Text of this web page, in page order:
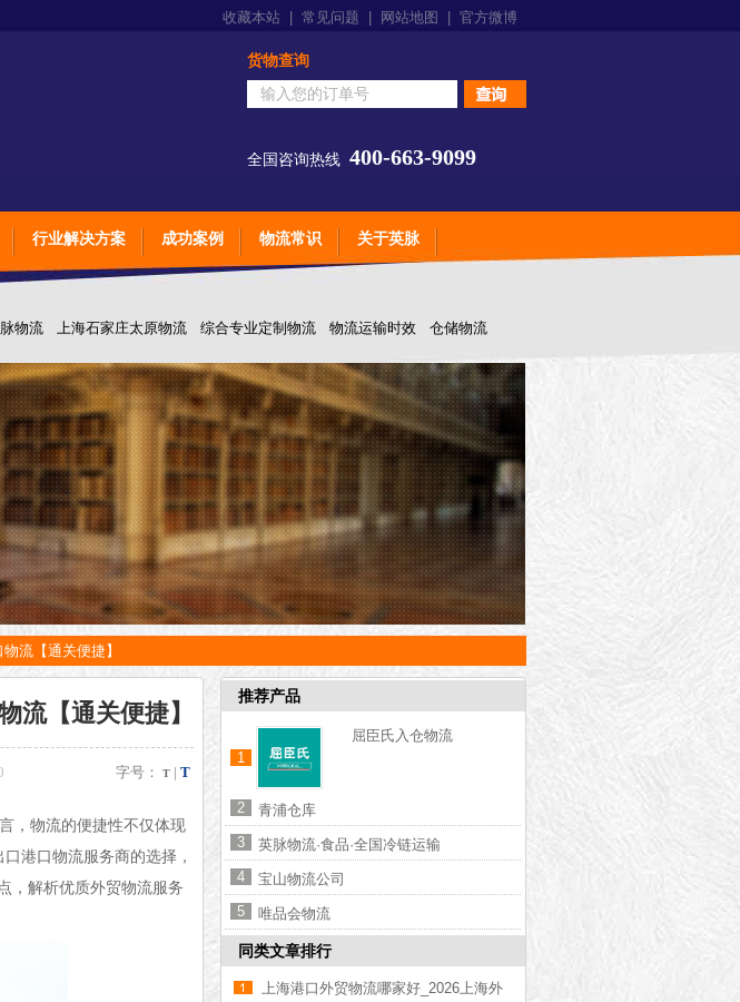
收藏本站 常见问题 网站地图 官方微博
货物查询
全国咨询热线 400-663-9099
行业解决方案 成功案例 物流常识 关于英脉
物流 上海石家庄太原物流 综合专业定制物流 物流运输时效 仓储物流
家庄太原综合专业定制物流
流【通关便捷】
流【通关便捷】
字号： T | T
，物流的便捷性不仅体现
港口物流服务商的选择，
，解析优质外贸物流服务
推荐产品
1
屈臣氏入仓物流
2
青浦仓库
3
英脉物流·食品·全国冷链运输
4
宝山物流公司
5
唯品会物流
同类文章排行
上海港口外贸物流哪家好_2026上海外